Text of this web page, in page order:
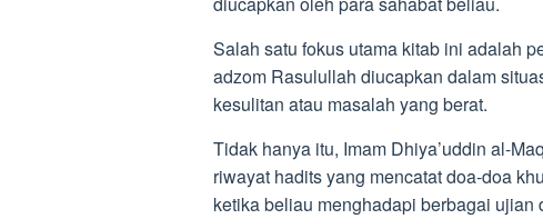
Salah satu fokus utama kitab ini adalah
adzom Rasulullah diucapkan dalam
kesulitan atau masalah yang berat.
Tidak hanya itu, Imam Dhiya’uddin al-
riwayat hadits yang mencatat doa-doa
ketika beliau menghadapi berbagai ujian